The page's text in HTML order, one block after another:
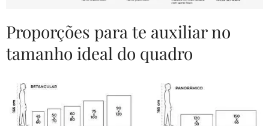
Proporções para te auxiliar no
tamanho ideal do quadro